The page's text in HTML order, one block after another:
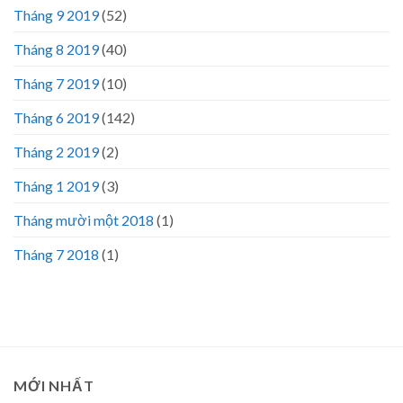
Tháng 9 2019(52)
Tháng 8 2019(40)
Tháng 7 2019(10)
Tháng 6 2019(142)
Tháng 2 2019(2)
Tháng 1 2019(3)
Tháng mười một 2018 (1)
Tháng 7 2018 (1)
MỚI NHẤT